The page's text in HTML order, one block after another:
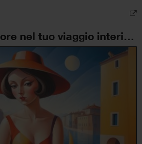
Serenità e colore nel tuo viaggio interiore